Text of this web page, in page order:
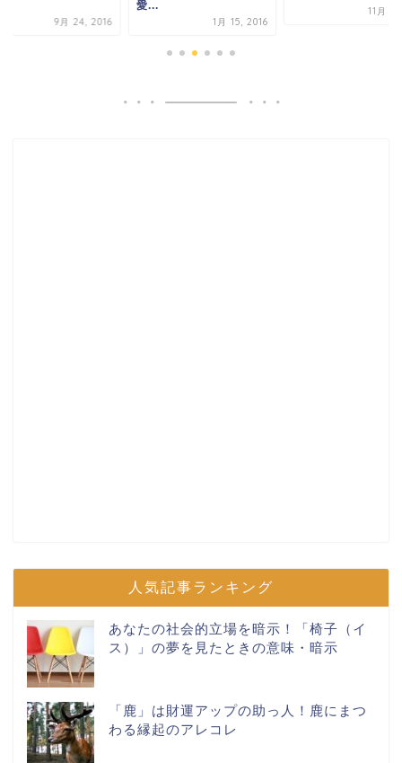
9月 24, 2016
愛...
1月 15, 2016
11月 7,
人気記事ランキング
あなたの社会的立場を暗示！「椅子（イ
ス）」の夢を見たときの意味・暗示
「鹿」は財運アップの助っ人！鹿にまつ
わる縁起のアレコレ